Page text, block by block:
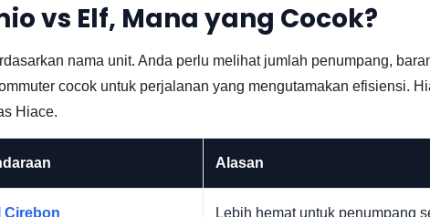
vs Elf, Mana yang Cocok?
nama unit. Anda perlu melihat jumlah penumpang,
cocok untuk perjalanan yang mengutamakan efisiensi.
Hiace.
Alasan
Cirebon Lebih hemat untuk penumpang